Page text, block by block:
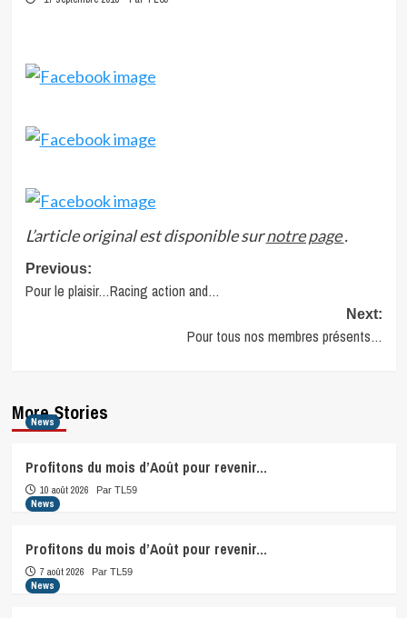
L’article original est disponible surnotre page.
Post
navigation
Previous:
Pour le plaisir…Racing action and…
Next:
Pour tous nos membres présents…
More Stories
News
Profitons du mois d’Août pour revenir…
10 août 2026 Par TL59
News
Profitons du mois d’Août pour revenir…
7 août 2026 Par TL59
News